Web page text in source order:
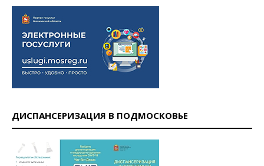
ДИСПАНСЕРИЗАЦИЯ В ПОДМОСКОВЬЕ